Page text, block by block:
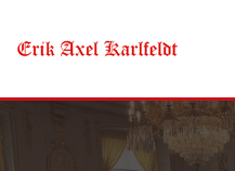
Skip to main content